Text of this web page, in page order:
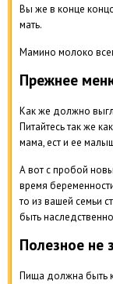
Вы же в конце
мать.
Мамино молоко
Прежнее
Как же должно
Питайтесь так же
мама, ест и ее
А вот с пробой
время
то из вашей семьи
быть
Полезное не
Пища должна быть